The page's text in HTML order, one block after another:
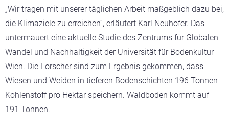
„Wir tragen mit unserer täglichen Arbeit maßgeblich dazu bei,
die Klimaziele zu erreichen“, erläutert Karl Neuhofer. Das
untermauert eine aktuelle Studie des Zentrums für Globalen
Wandel und Nachhaltigkeit der Universität für Bodenkultur
Wien. Die Forscher sind zum Ergebnis gekommen, dass
Wiesen und Weiden in tieferen Bodenschichten 196 Tonnen
Kohlenstoff pro Hektar speichern. Waldboden kommt auf
191 Tonnen.